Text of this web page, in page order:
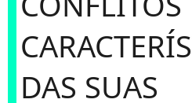
DAS SUAS